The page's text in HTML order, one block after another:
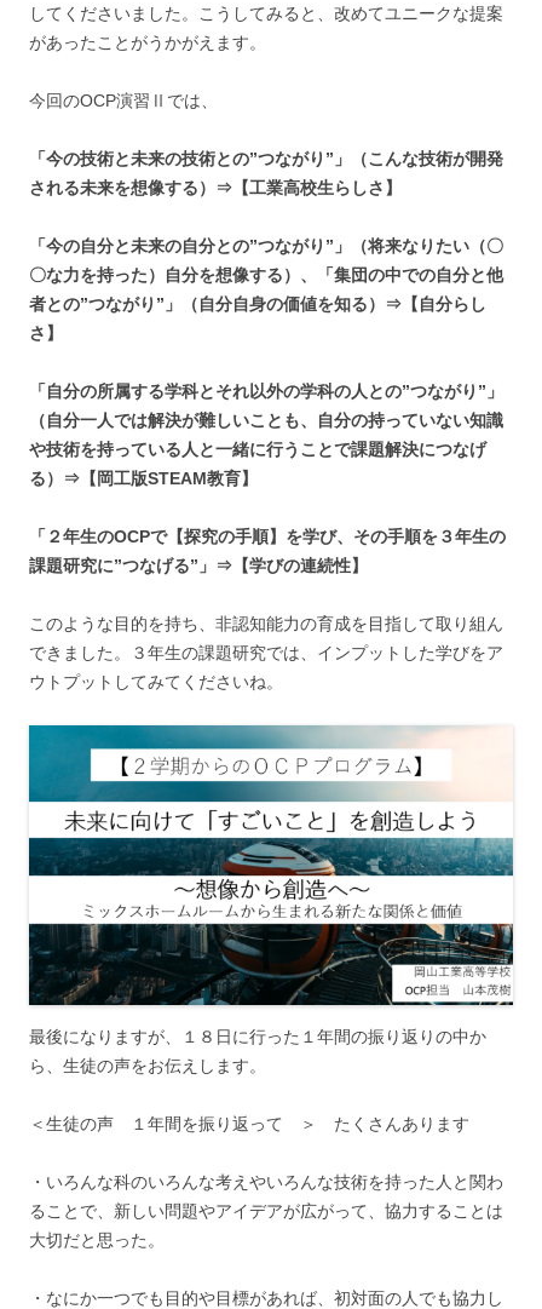
してくださいました。こうしてみると、改めてユニークな提案
があったことがうかがえます。
今回のOCP演習Ⅱでは、
「今の技術と未来の技術との”つながり”」（こんな技術が開発
される未来を想像する）⇒【工業高校生らしさ】
「今の自分と未来の自分との”つながり”」（将来なりたい（〇
〇な力を持った）自分を想像する）、「集団の中での自分と他
者との”つながり”」（自分自身の価値を知る）⇒【自分らし
さ】
「自分の所属する学科とそれ以外の学科の人との”つながり”」
（自分一人では解決が難しいことも、自分の持っていない知識
や技術を持っている人と一緒に行うことで課題解決につなげ
る）⇒【岡工版STEAM教育】
「２年生のOCPで【探究の手順】を学び、その手順を３年生の
課題研究に”つなげる”」⇒【学びの連続性】
このような目的を持ち、非認知能力の育成を目指して取り組ん
できました。３年生の課題研究では、インプットした学びをア
ウトプットしてみてくださいね。
最後になりますが、１８日に行った１年間の振り返りの中か
ら、生徒の声をお伝えします。
＜生徒の声 １年間を振り返って ＞ たくさんあります
・いろんな科のいろんな考えやいろんな技術を持った人と関わ
ることで、新しい問題やアイデアが広がって、協力することは
大切だと思った。
・なにか一つでも目的や目標があれば、初対面の人でも協力し